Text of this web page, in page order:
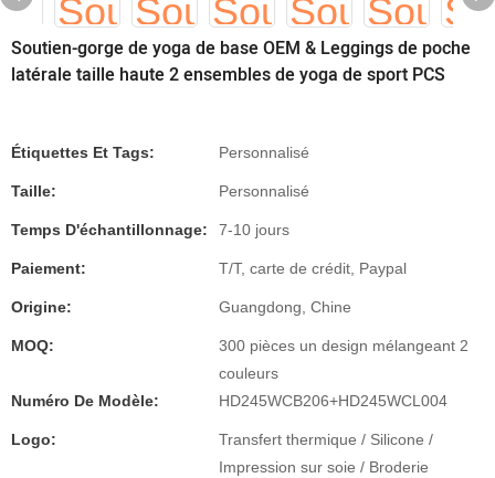
Soutien-gorge de yoga de base OEM & Leggings de poche
latérale taille haute 2 ensembles de yoga de sport PCS
Étiquettes Et Tags: Personnalisé
Taille: Personnalisé
Temps D'échantillonnage: 7-10 jours
Paiement: T/T, carte de crédit, Paypal
Origine: Guangdong, Chine
MOQ:
300 pièces un design mélangeant 2
couleurs
Numéro De Modèle:
HD245WCB206+HD245WCL004
Logo:
Transfert thermique / Silicone /
Impression sur soie / Broderie